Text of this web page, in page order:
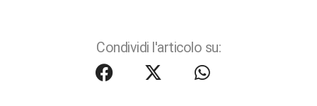
Condividi l'articolo su: